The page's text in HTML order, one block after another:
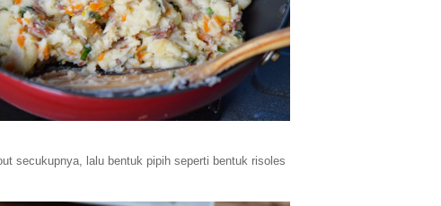
secukupnya, lalu bentuk pipih seperti bentuk risoles